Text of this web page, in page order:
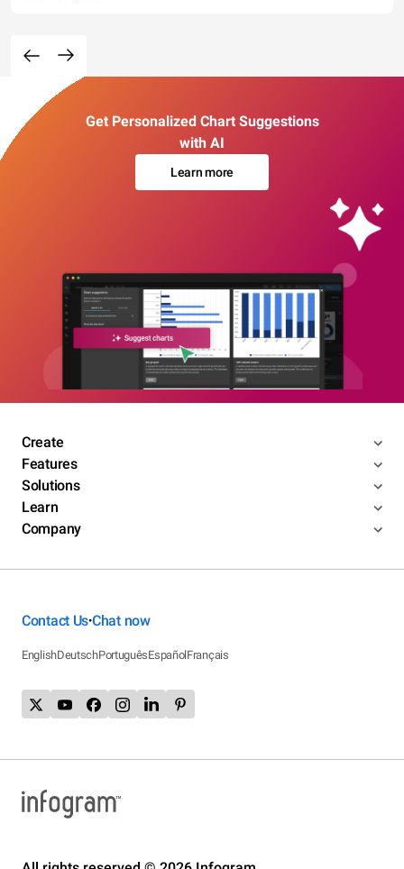
Get Personalized Chart Suggestions
with AI
Learn more
Create
Features
Solutions
Learn
Company
Contact Us•Chat now
EnglishDeutschPortuguêsEspañolFrançais